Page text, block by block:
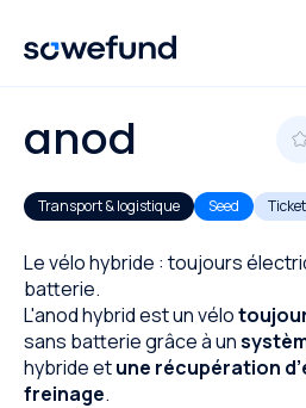
anod
Transport & logistique Seed
Le vélo hybride : toujours
batterie.
L'anod hybrid est un vélo
sans batterie grâce à un
hybride etune récupération
freinage.